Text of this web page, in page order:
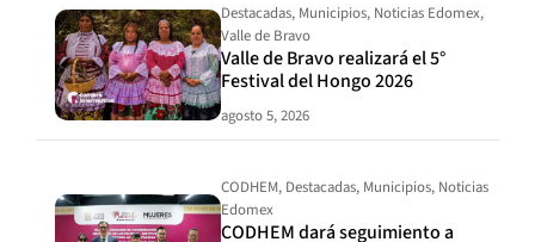
Destacadas, Municipios, Noticias Edomex,
Valle de Bravo
Valle de Bravo realizará el 5°
Festival del Hongo 2026
agosto 5, 2026
CODHEM, Destacadas, Municipios, Noticias
Edomex
CODHEM dará seguimiento a